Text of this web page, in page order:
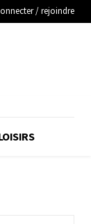
/ rejoindre